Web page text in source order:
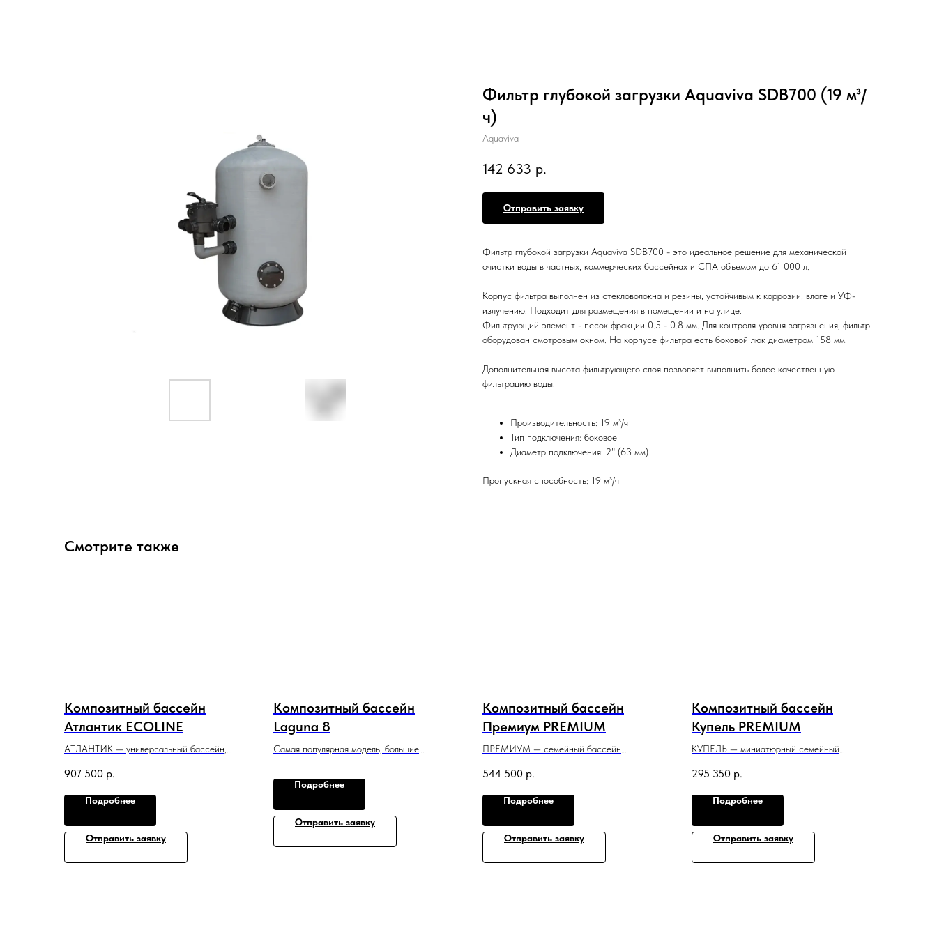
Фильтр глубокой загрузки Aquaviva SDB700 (19 м³/
ч)
Aquaviva
142 633 р.
Отправить заявку
Фильтр глубокой загрузки Aquaviva SDB700 - это идеальное решение для механической
очистки воды в частных, коммерческих бассейнах и СПА объемом до 61 000 л.
Корпус фильтра выполнен из стекловолокна и резины, устойчивым к коррозии, влаге и УФ-
излучению. Подходит для размещения в помещении и на улице.
Фильтрующий элемент - песок фракции 0.5 - 0.8 мм. Для контроля уровня загрязнения, фильтр
оборудован смотровым окном. На корпусе фильтра есть боковой люк диаметром 158 мм.
Дополнительная высота фильтрующего слоя позволяет выполнить более качественную
фильтрацию воды.
Производительность: 19 м³/ч
Тип подключения: боковое
Диаметр подключения: 2" (63 мм)
Пропускная способность: 19 м³/ч
Смотрите также
Композитный бассейн
Атлантик ECOLINE
АТЛАНТИК — универсальный бассейн,
удобен для плаванья и расслабляющего
отдыха.
7,5 м x 3,3 м x 1,2−1,65 м
907 500 р.
Подробнее
Отправить заявку
Композитный бассейн
Laguna 8
Самая популярная модель, большие
семьей.
8 м x 3,5 м x 1,55 м
Подробнее
Отправить заявку
Композитный бассейн
Премиум PREMIUM
ПРЕМИУМ — семейный бассейн
подойдет для небольшого участка
и помещения.
5,03 м x 2,5 м x 1,3 м
544 500 р.
Подробнее
Отправить заявку
Композитный бассейн
Купель PREMIUM
КУПЕЛЬ — миниатюрный семейный
парной или сауны.
2,3 м x 2,1 м x 1,5 м
295 350 р.
Подробнее
Отправить заявку